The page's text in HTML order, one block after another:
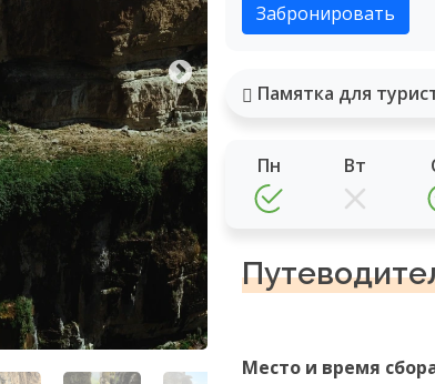
Забронировать
Памятка для
Пн Вт
Место и время